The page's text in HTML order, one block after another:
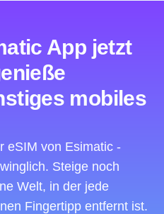
App jetzt
mobiles
eSIM von Esimatic -
Steige noch
Welt, in der jede
Fingertipp entfernt ist.